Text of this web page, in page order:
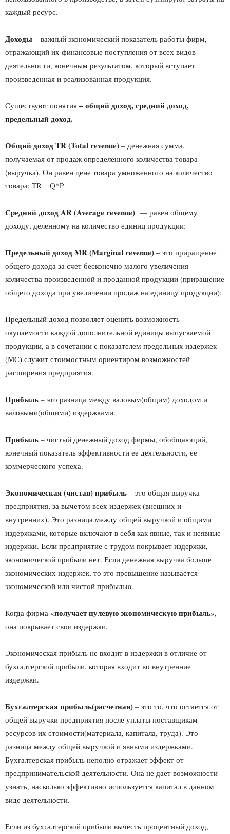
каждый ресурс.
Доходы – важный экономический показатель работы фирм,
отражающий их финансовые поступления от всех видов
деятельности, конечным результатом, который вступает
произведенная и реализованная продукция.
Существуют понятия – общий доход, средний доход,
предельный доход.
Общий доходTR(Totalrevenue) – денежная сумма,
получаемая от продаж определенного количества товара
(выручка). Он равен цене товара умноженного на количество
товара: TR = Q*P
Средний доходAR(Averagerevenue) — равен общему
доходу, деленному на количество единиц продукции:
Предельный доходMR(Marginalrevenue) – это приращение
общего дохода за счет бесконечно малого увеличения
количества произведенной и проданной продукции (приращение
общего дохода при увеличении продаж на единицу продукции):
Предельный доход позволяет оценить возможность
окупаемости каждой дополнительной единицы выпускаемой
продукции, а в сочетании с показателем предельных издержек
(МС) служит стоимостным ориентиром возможностей
расширения предприятия.
Прибыль – это разница между валовым(общим) доходом и
валовыми(общими) издержками.
Прибыль – чистый денежный доход фирмы, обобщающий,
конечный показатель эффективности ее деятельности, ее
коммерческого успеха.
Экономическая (чистая) прибыль – это общая выручка
предприятия, за вычетом всех издержек (внешних и
внутренних). Это разница между общей выручкой и общими
издержками, которые включают в себя как явные, так и неявные
издержки. Если предприятие с трудом покрывает издержки,
экономической прибыли нет. Если денежная выручка больше
экономических издержек, то это превышение называется
экономической или чистой прибылью.
Когда фирма «получает нулевую экономическую прибыль»,
она покрывает свои издержки.
Экономическая прибыль не входит в издержки в отличие от
бухгалтерской прибыли, которая входит во внутренние
издержки.
Бухгалтерская прибыль(расчетная) – это то, что остается от
общей выручки предприятия после уплаты поставщикам
ресурсов их стоимости(материала, капитала, труда). Это
разница между общей выручкой и явными издержками.
Бухгалтерская прибыль неполно отражает эффект от
предпринимательской деятельности. Она не дает возможности
узнать, насколько эффективно используется капитал в данном
виде деятельности.
Если из бухгалтерской прибыли вычесть процентный доход,